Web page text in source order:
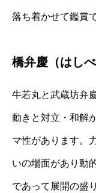
落ち着かせて鑑賞
橋弁慶（はしべ
牛若丸と武蔵坊弁
動きと対立・和解
マ性があります。
いの場面があり動
であって展開の盛